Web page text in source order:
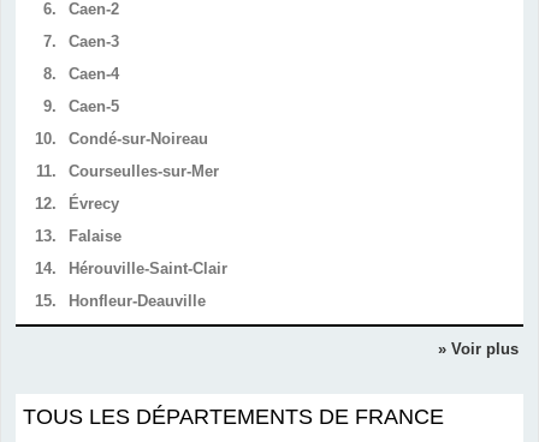
6.
Caen-2
7.
Caen-3
8.
Caen-4
9.
Caen-5
10.
Condé-sur-Noireau
11.
Courseulles-sur-Mer
12.
Évrecy
13.
Falaise
14.
Hérouville-Saint-Clair
15.
Honfleur-Deauville
» Voir plus
TOUS LES DÉPARTEMENTS DE FRANCE